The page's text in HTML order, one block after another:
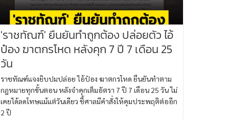
'ราชทัณฑ์' ยืนยันทำถูกต้อง ปล่อยตัว ไอ้
ป๋อง ฆาตกรโหด หลังคุก 7 ปี 7 เดือน 25
วัน
ราชทัณฑ์แจงยิบปมปล่อย ไอ้ป๋อง ฆาตกรโหด ยืนยันทำตาม
กฎหมายทุกขั้นตอน หลังจำคุกเต็มอัตรา 7 ปี 7 เดือน 25 วัน ไม่
เคยได้ลดโทษแม้แต่วันเดียว ชี้ศาลมีคำสั่งให้คุมประพฤติต่ออีก
2 ปี